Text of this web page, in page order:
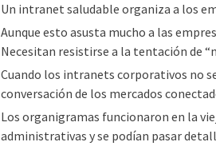
Un intranet saludable organiza a los
Aunque esto asusta mucho a las
Necesitan resistirse a la tentación de
Cuando los intranets corporativos no
conversación de los mercados
Los organigramas funcionaron en la
administrativas y se podían pasar